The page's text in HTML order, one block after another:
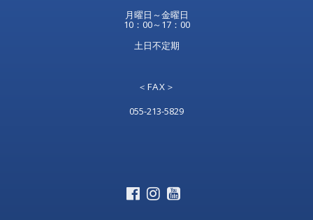
月曜日～金曜日
10：00～17：00
土日不定期
＜FAX＞
055-213-5829